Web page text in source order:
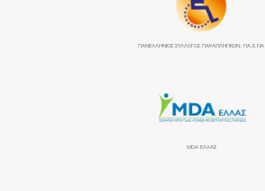
ΠΑΝΕΛΛΉΝΙΟΣ ΣΎΛΛΟΓΟΣ ΠΑΡΑΠΛΗΓΙΚΏΝ: ΠΑ.Σ.ΠΑ
MDA ΕΛΛΑΣ